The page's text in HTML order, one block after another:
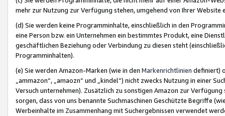
mehr zur Nutzung zur Verfügung stehen, umgehend von Ihrer
(d) Sie werden keine Programminhalte, einschließlich in den
eine Person bzw. ein Unternehmen ein bestimmtes Produkt, eine
geschäftlichen Beziehung oder Verbindung zu diesen steht
Programminhalten).
(e) Sie werden Amazon-Marken (wie in den Markenrichtlinien definiert)
„ammazon“, „amaozn“ und „kindel“) nicht zwecks Nutzung in einer
Versuch unternehmen). Zusätzlich zu sonstigen Amazon zur
sorgen, dass von uns benannte Suchmaschinen Geschützte Begriffe
Werbeinhalte im Zusammenhang mit Suchergebnissen verwendet